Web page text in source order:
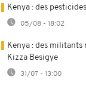
Kenya : des
05/08 - 18:02
Kenya : des
Kizza Besigye
31/07 - 13:00